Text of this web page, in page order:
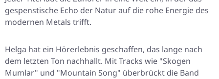
gespenstische Echo der Natur auf die rohe Energie des
modernen Metals trifft.
Helga hat ein Hörerlebnis geschaffen, das lange nach
dem letzten Ton nachhallt. Mit Tracks wie "Skogen
Mumlar" und "Mountain Song" überbrückt die Band